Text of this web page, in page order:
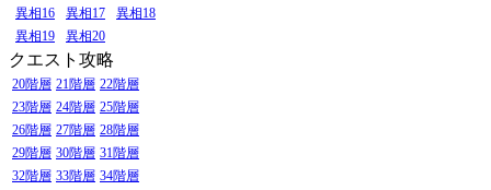
異相16
異相17
異相18
異相19
異相20
クエスト攻略
20階層 21階層 22階層
23階層 24階層 25階層
26階層 27階層 28階層
29階層 30階層 31階層
32階層 33階層 34階層